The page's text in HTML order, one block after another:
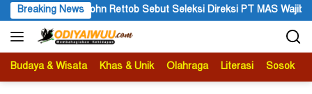
Langsung
ke
konten
Breaking News
PT MAS Wajib Lewat Mekanisme RUPS Tanggapan
Budaya & Wisata Khas & Unik Olahraga Literasi Sosok